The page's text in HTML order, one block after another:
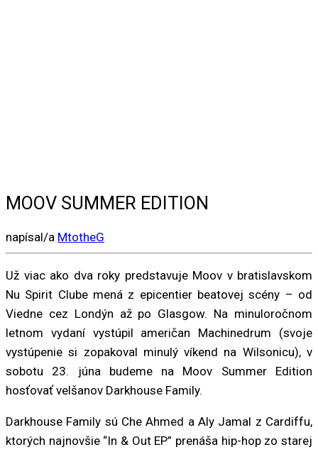
MOOV SUMMER EDITION
napísal/a MtotheG
Už viac ako dva roky predstavuje Moov v bratislavskom
Nu Spirit Clube mená z epicentier beatovej scény – od
Viedne cez Londýn až po Glasgow. Na minuloročnom
letnom vydaní vystúpil američan Machinedrum (svoje
vystúpenie si zopakoval minulý víkend na Wilsonicu), v
sobotu 23. júna budeme na Moov Summer Edition
hosťovať velšanov Darkhouse Family.
Darkhouse Family sú Che Ahmed a Aly Jamal z Cardiffu,
ktorých najnovšie “In & Out EP” prenáša hip-hop zo starej